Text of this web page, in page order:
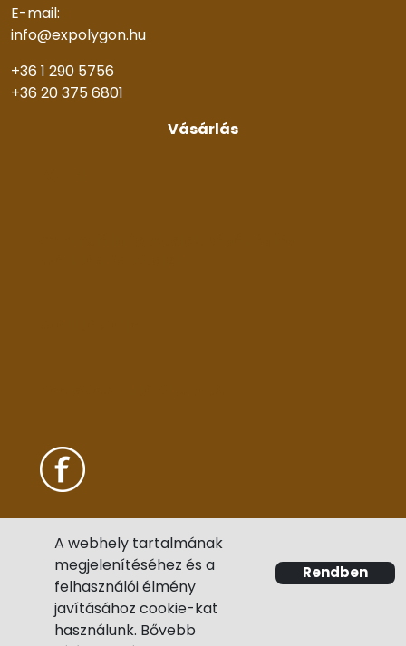
E-mail:
info@expolygon.hu
+36 1 290 5756
+36 20 375 6801
Vásárlás
A webhely tartalmának
megjelenítéséhez és a
felhasználói élmény
javításához cookie-kat
használunk. Bővebb
Rendben